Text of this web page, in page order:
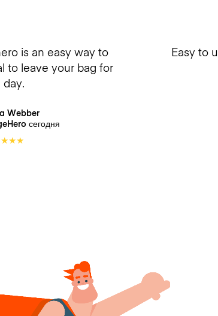
is an easy way to
to leave your bag for
Webber
сегодня
★★★
Easy to